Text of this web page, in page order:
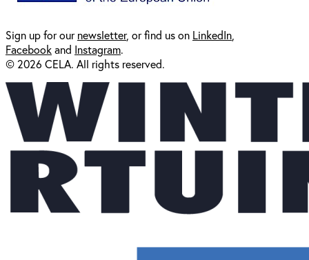
Sign up for ournewsletter, or find us on LinkedIn
Facebookand Instagram.
© 2026 CELA. All rights reserved.